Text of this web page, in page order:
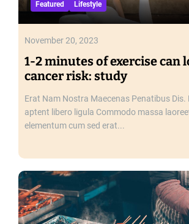
Featured Lifestyle
November 20, 2023
1-2 minutes of exercise can
cancer risk: study
Erat Nam Nostra Maecenas Penatibus Dis.
aptent libero ligula Commodo massa
elementum cum sed erat...